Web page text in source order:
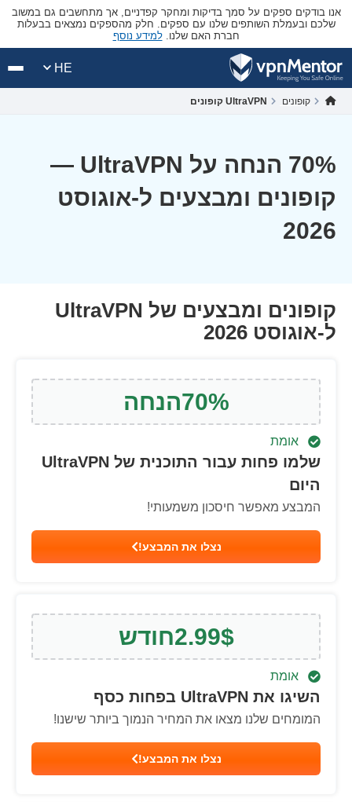
אנו בודקים ספקים על סמך בדיקות ומחקר קפדניים, אך מתחשבים גם במשוב
שלכם ובעמלת השותפים שלנו עם ספקים. חלק מהספקים נמצאים בבעלות
חברת האם שלנו.למידע נוסף
HE
קופונים UltraVPN קופונים
70
% הנחה על UltraVPN —
קופונים ומבצעים ל-אוגוסט
2026
קופונים ומבצעים של UltraVPN
ל-אוגוסט 2026
70% הנחה
אומת
שלמו פחות עבור התוכנית של UltraVPN
היום
המבצע מאפשר חיסכון משמעותי!
נצלו את המבצע!
2.99$ חודש
אומת
השיגו את UltraVPN בפחות כסף
המומחים שלנו מצאו את המחיר הנמוך ביותר שישנו!
נצלו את המבצע!